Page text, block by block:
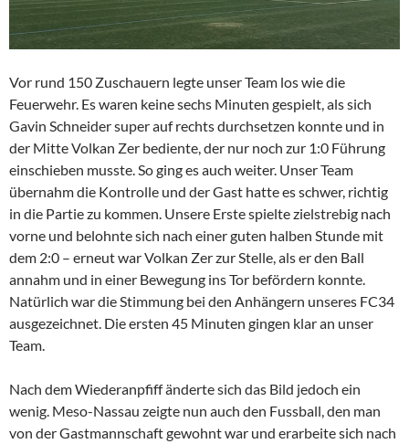
Vor rund 150 Zuschauern legte unser Team los wie die
Feuerwehr. Es waren keine sechs Minuten gespielt, als sich
Gavin Schneider super auf rechts durchsetzen konnte und in
der Mitte Volkan Zer bediente, der nur noch zur 1:0 Führung
einschieben musste. So ging es auch weiter. Unser Team
übernahm die Kontrolle und der Gast hatte es schwer, richtig
in die Partie zu kommen. Unsere Erste spielte zielstrebig nach
vorne und belohnte sich nach einer guten halben Stunde mit
dem 2:0 – erneut war Volkan Zer zur Stelle, als er den Ball
annahm und in einer Bewegung ins Tor befördern konnte.
Natürlich war die Stimmung bei den Anhängern unseres FC34
ausgezeichnet. Die ersten 45 Minuten gingen klar an unser
Team.
Nach dem Wiederanpfiff änderte sich das Bild jedoch ein
wenig. Meso-Nassau zeigte nun auch den Fussball, den man
von der Gastmannschaft gewohnt war und erarbeite sich nach